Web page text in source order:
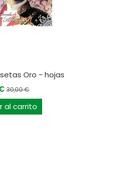
Oro - hojas
30,00 €
al carrito